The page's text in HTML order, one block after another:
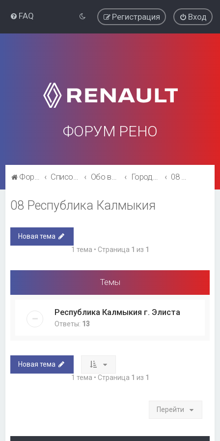
FAQ Вход
Регистрация
ФОРУМ РЕНО
Форум Рено Список форумов Обо всём остальном Города и регионы. 08 Республика Калмыкия
08 Республика Калмыкия
Новая тема
1 тема • Страница 1 из 1
Темы
Республика Калмыкия г. Элиста
Ответы: 13
Новая тема
1 тема • Страница 1 из 1
Перейти